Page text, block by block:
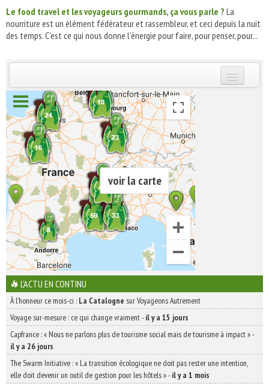
Le food travel et les voyageurs gourmands, ça vous parle ? La
nourriture est un élément fédérateur et rassembleur, et ceci depuis la nuit
des temps. C'est ce qui nous donne l'énergie pour faire, pour penser, pour...
INSCRIVEZ-VOUS | ABONNEZ-VOUS
voir la carte
L'ACTU EN CONTINU
À l'honneur ce mois-ci : La Catalogne sur Voyageons Autrement
Voyage sur-mesure : ce qui change vraiment-il y a 15 jours
Capfrance : « Nous ne parlons plus de tourisme social mais de tourisme à impact »-
il y a 26 jours
The Swarm Initiative : « La transition écologique ne doit pas rester une intention,
elle doit devenir un outil de gestion pour les hôtels »-il y a 1 mois